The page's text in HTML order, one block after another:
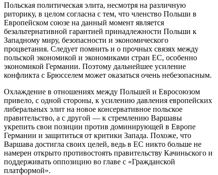
Польская политическая элита, несмотря на различную
риторику, в целом согласна с тем, что членство Польши в
Европейском союзе на данный момент является
безальтернативной гарантией принадлежности Польши к
Западному миру, безопасности и экономического
процветания. Следует помнить и о прочных связях между
польской экономикой и экономиками стран ЕС, особенно
экономикой Германии. Поэтому дальнейшее усиление
конфликта с Брюсселем может оказаться очень небезопасным.
Охлаждение в отношениях между Польшей и Евросоюзом
привело, с одной стороны, к усилению давления европейских
либеральных элит на новое консервативное польское
правительство, а с другой — к стремлению Варшавы
укрепить свои позиции против доминирующей в Европе
Германии и защититься от критики Запада. Похоже, что
Варшава достигла своих целей, ведь в ЕС никто больше не
намерен открыто противостоять правительству Качиньского и
поддерживать оппозицию во главе с «Гражданской
платформой».